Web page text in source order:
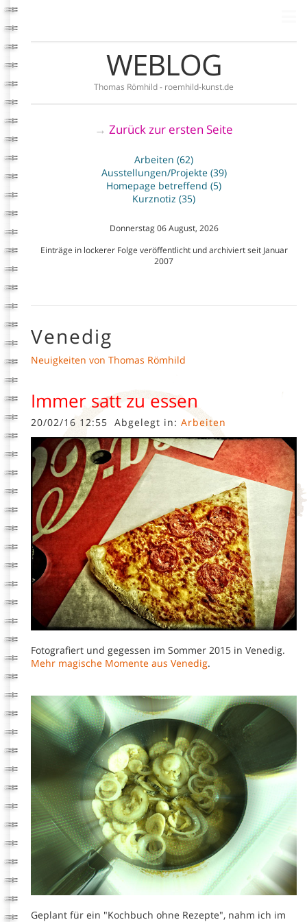
WEBLOG
Thomas Römhild - roemhild-kunst.de
→ Zurück zur ersten Seite
Arbeiten (62)
Ausstellungen/Projekte (39)
Homepage betreffend (5)
Kurznotiz (35)
Donnerstag 06 August, 2026
Einträge in lockerer Folge veröffentlicht und archiviert seit Januar
2007
Venedig
Neuigkeiten von Thomas Römhild
Immer satt zu essen
20/02/16 12:55 Abgelegt in: Arbeiten
Fotografiert und gegessen im Sommer 2015 in Venedig.
Mehr magische Momente aus Venedig.
Geplant für ein "Kochbuch ohne Rezepte", nahm ich im